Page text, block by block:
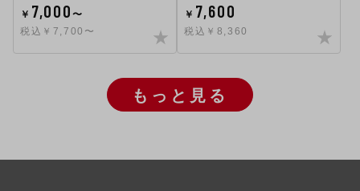
￥ 7,000〜
税込￥7,700〜
￥ 7,600
税込￥8,360
もっと見る